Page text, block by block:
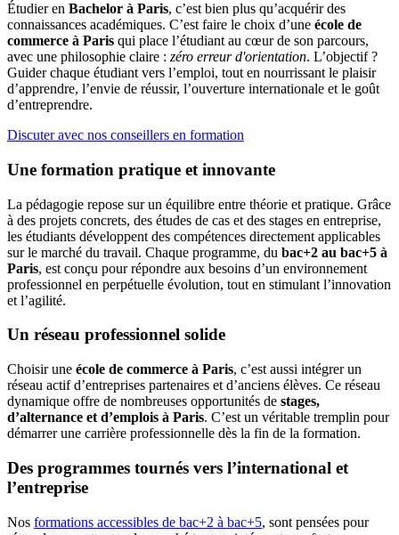
Étudier en Bachelor à Paris, c’est bien plus qu’acquérir des
connaissances académiques. C’est faire le choix d’une école de
commerce à Paris qui place l’étudiant au cœur de son parcours,
avec une philosophie claire : zéro erreur d'orientation. L’objectif ?
Guider chaque étudiant vers l’emploi, tout en nourrissant le plaisir
d’apprendre, l’envie de réussir, l’ouverture internationale et le goût
d’entreprendre.
Discuter avec nos conseillers en formation
Une formation pratique et innovante
La pédagogie repose sur un équilibre entre théorie et pratique. Grâce
à des projets concrets, des études de cas et des stages en entreprise,
les étudiants développent des compétences directement applicables
sur le marché du travail. Chaque programme, du bac+2 au bac+5 à
Paris, est conçu pour répondre aux besoins d’un environnement
professionnel en perpétuelle évolution, tout en stimulant l’innovation
et l’agilité.
Un réseau professionnel solide
Choisir une école de commerce à Paris, c’est aussi intégrer un
réseau actif d’entreprises partenaires et d’anciens élèves. Ce réseau
dynamique offre de nombreuses opportunités de stages,
d’alternance et d’emplois à Paris. C’est un véritable tremplin pour
démarrer une carrière professionnelle dès la fin de la formation.
Des programmes tournés vers l’international et
l’entreprise
Nos formations accessibles de bac+2 à bac+5, sont pensées pour